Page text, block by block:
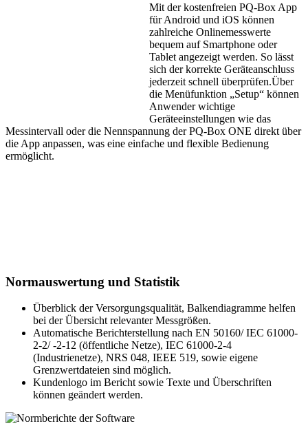
Mit der kostenfreien PQ-Box App
für Android und iOS können
zahlreiche Onlinemesswerte
bequem auf Smartphone oder
Tablet angezeigt werden. So lässt
sich der korrekte Geräteanschluss
jederzeit schnell überprüfen.Über
die Menüfunktion „Setup“ können
Anwender wichtige
Geräteeinstellungen wie das
Messintervall oder die Nennspannung der PQ-Box ONE direkt über
die App anpassen, was eine einfache und flexible Bedienung
ermöglicht.
Normauswertung und Statistik
Überblick der Versorgungsqualität, Balkendiagramme helfen
bei der Übersicht relevanter Messgrößen.
Automatische Berichterstellung nach EN 50160/ IEC 61000-
2-2/ -2-12 (öffentliche Netze), IEC 61000-2-4
(Industrienetze), NRS 048, IEEE 519, sowie eigene
Grenzwertdateien sind möglich.
Kundenlogo im Bericht sowie Texte und Überschriften
können geändert werden.